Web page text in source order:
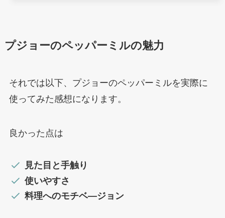
プジョーのペッパーミルの魅力
それでは以下、プジョーのペッパーミルを実際に
使ってみた感想になります。
良かった点は
見た目と手触り
使いやすさ
料理へのモチベ―ジョン